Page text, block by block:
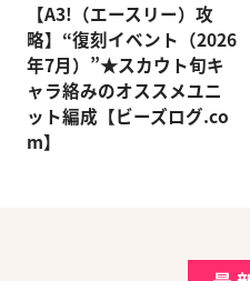
【A3!（エースリー）攻
略】“復刻イベント（2026
年7月）”★スカウト旬キ
ャラ絡みのオススメユニ
ット編成【ビーズログ.co
m】